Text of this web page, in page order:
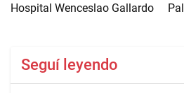
Hospital Wenceslao Gallardo
Seguí leyendo